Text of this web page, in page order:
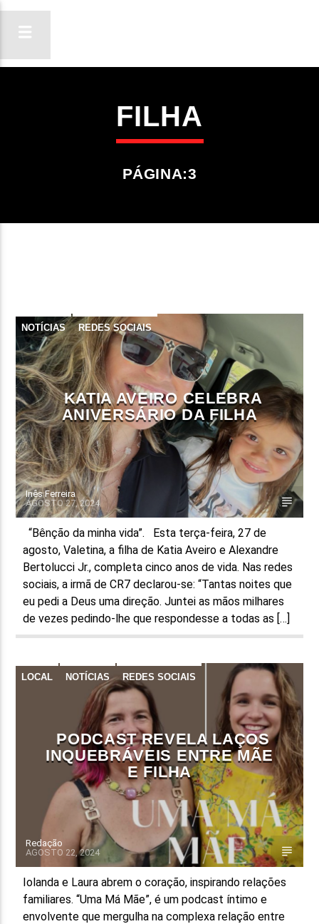
ON FM
LIGA-TE
FAIXA ATUAL
TÍTULO
ARTISTA
ON FM
FILHA
PÁGINA:3
NOTÍCIAS REDES SOCIAIS
KATIA AVEIRO CELEBRA
ANIVERSÁRIO DA FILHA
Inês Ferreira
AGOSTO 27, 2024
“Bênção da minha vida”. Esta terça-feira, 27 de
agosto, Valetina, a filha de Katia Aveiro e Alexandre
Bertolucci Jr., completa cinco anos de vida. Nas redes
sociais, a irmã de CR7 declarou-se: “Tantas noites que
eu pedi a Deus uma direção. Juntei as mãos milhares
de vezes pedindo-lhe que respondesse a todas as […]
LOCAL NOTÍCIAS REDES SOCIAIS
PODCAST REVELA LAÇOS
INQUEBRÁVEIS ENTRE MÃE
E FILHA
Redação
AGOSTO 22, 2024
Iolanda e Laura abrem o coração, inspirando relações
familiares. “Uma Má Mãe”, é um podcast íntimo e
envolvente que mergulha na complexa relação entre